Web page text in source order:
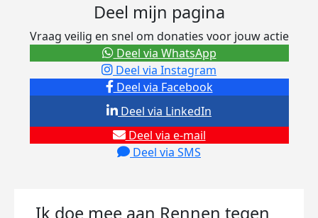
Deel mijn pagina
Vraag veilig en snel om donaties voor jouw actie
Deel via Facebook
Deel via Instagram
Deel via e-mail
Deel via SMS
Deel via LinkedIn
Deel via WhatsApp
Ik doe mee aan Rennen tegen